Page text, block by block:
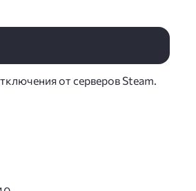
от серверов Steam.